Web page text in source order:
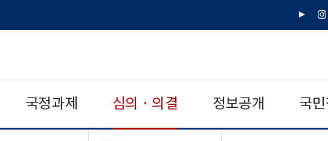
유
인
국정과제 심의 · 의결 정보공개 국